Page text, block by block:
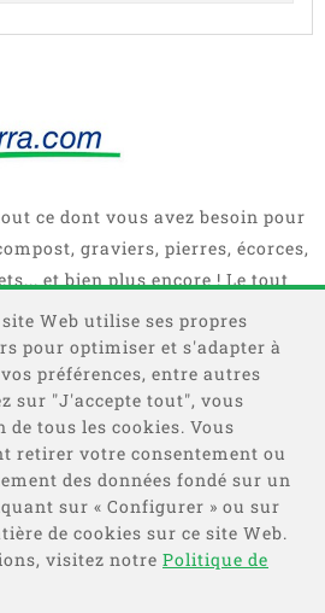
ce dont vous avez besoin pour
graviers, pierres, écorces,
et bien plus encore ! Le tout
complets.
Web utilise ses propres
pour optimiser et s'adapter à
préférences, entre autres
sur "J'accepte tout", vous
tous les cookies. Vous
retirer votre consentement ou
des données fondé sur un
sur « Configurer » ou sur
de cookies sur ce site Web.
visitez notre Politique de